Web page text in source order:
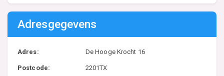
Adresgegevens
Adres: De Hooge Krocht 16
Postcode: 2201TX